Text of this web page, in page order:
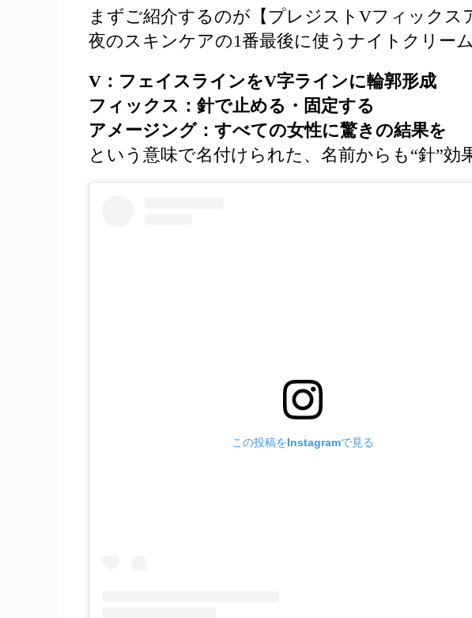
まずご紹介するのが【プレジストVフィックス
夜のスキンケアの1番最後に使うナイトクリーム
V：フェイスラインをV字ラインに輪郭形成
フィックス：針で止める・固定する
アメージング：すべての女性に驚きの結果を
という意味で名付けられた、名前からも“針”効
この投稿をInstagramで見る